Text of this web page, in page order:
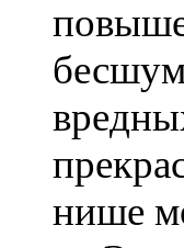
нише